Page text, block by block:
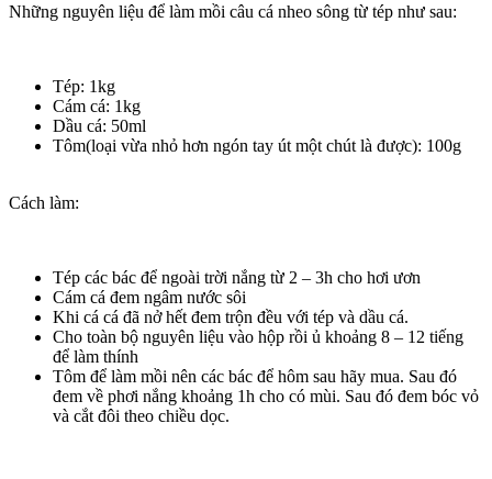
Những nguyên liệu để làm mồi câu cá nheo sông từ tép như sau:
Tép: 1kg
Cám cá: 1kg
Dầu cá: 50ml
Tôm(loại vừa nhỏ hơn ngón tay út một chút là được): 100g
Cách làm:
Tép các bác để ngoài trời nắng từ 2 – 3h cho hơi ươn
Cám cá đem ngâm nước sôi
Khi cá cá đã nở hết đem trộn đều với tép và dầu cá.
Cho toàn bộ nguyên liệu vào hộp rồi ủ khoảng 8 – 12 tiếng
để làm thính
Tôm để làm mồi nên các bác để hôm sau hãy mua. Sau đó
đem về phơi nắng khoảng 1h cho có mùi. Sau đó đem bóc vỏ
và cắt đôi theo chiều dọc.